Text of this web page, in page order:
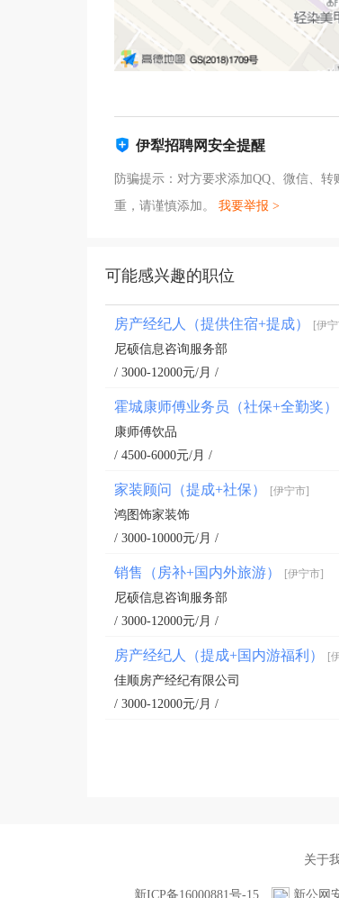
伊犁招聘网安全提醒
防骗提示：对方要求添加QQ、微信、
重，请谨慎添加。 我要举报 >
可能感兴趣的职位
房产经纪人（提供住宿+提成） [伊
尼硕信息咨询服务部
/ 3000-12000元/月 /
霍城康师傅业务员（社保+全勤奖）
康师傅饮品
/ 4500-6000元/月 /
家装顾问（提成+社保） [伊宁市]
鸿图饰家装饰
/ 3000-10000元/月 /
销售（房补+国内外旅游） [伊宁市]
尼硕信息咨询服务部
/ 3000-12000元/月 /
房产经纪人（提成+国内游福利） [
佳顺房产经纪有限公司
/ 3000-12000元/月 /
关于
新ICP备16000881号-15 新公网